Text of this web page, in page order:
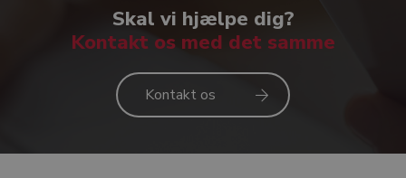
Skal vi hjælpe dig?
Kontakt os med det samme
Kontakt os